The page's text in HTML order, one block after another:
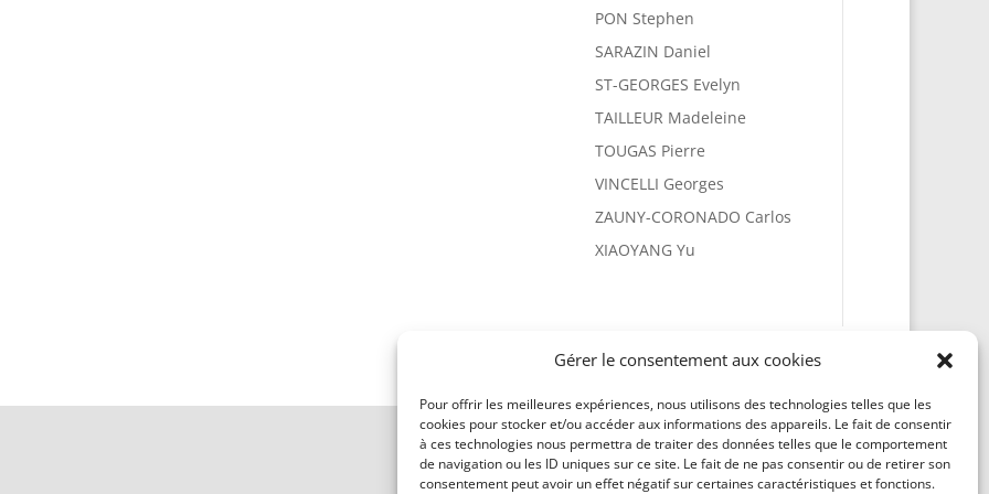
Gérer le consentement aux cookies
Pour offrir les meilleures expériences, nous utilisons des technologies telles que les
cookies pour stocker et/ou accéder aux informations des appareils. Le fait de consentir
à ces technologies nous permettra de traiter des données telles que le comportement
de navigation ou les ID uniques sur ce site. Le fait de ne pas consentir ou de retirer son
consentement peut avoir un effet négatif sur certaines caractéristiques et fonctions.
PON Stephen
SARAZIN Daniel
ST-GEORGES Evelyn
TAILLEUR Madeleine
TOUGAS Pierre
VINCELLI Georges
ZAUNY-CORONADO Carlos
XIAOYANG Yu